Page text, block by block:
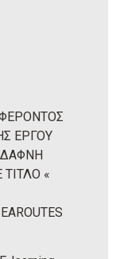
ΕΡΓΟΥ
ΔΑΦΝΗ
«